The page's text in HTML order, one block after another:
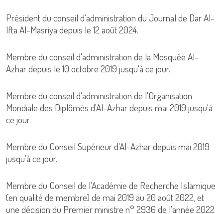
Président du conseil d'administration du Journal de Dar Al-
Ifta Al-Masriya depuis le 12 août 2024.
Membre du conseil d'administration de la Mosquée Al-
Azhar depuis le 10 octobre 2019 jusqu'à ce jour.
Membre du conseil d'administration de l'Organisation
Mondiale des Diplômés d'Al-Azhar depuis mai 2019 jusqu'à
ce jour.
Membre du Conseil Supérieur d'Al-Azhar depuis mai 2019
jusqu'à ce jour.
Membre du Conseil de l'Académie de Recherche Islamique
(en qualité de membre) de mai 2019 au 20 août 2022, et
une décision du Premier ministre n° 2936 de l'année 2022